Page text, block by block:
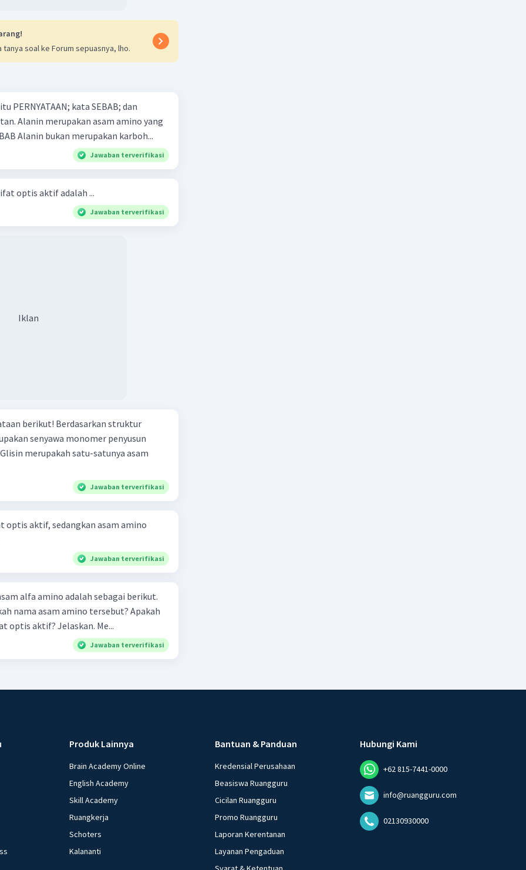
tanya soal ke Forum sepuasnya, lho.
PERNYATAAN; kata SEBAB; dan
yang
tidak bersifat optis aktif. SEBAB Alanin bukan merupakan karboh...
Jawaban terverifikasi
optis aktif adalah ...
Jawaban terverifikasi
Iklan
struktur
senyawa monomer penyusun
Jawaban terverifikasi
optis aktif, sedangkan asam amino
Jawaban terverifikasi
alfa amino adalah sebagai berikut.
asam amino tersebut? Apakah
asam amino tersebut bersifat optis aktif? Jelaskan. Me...
Jawaban terverifikasi
Produk Lainnya
Brain Academy Online
English Academy
Skill Academy
Ruangkerja
Schoters
Kalananti
Bantuan & Panduan
Kredensial Perusahaan
Beasiswa Ruangguru
Cicilan Ruangguru
Promo Ruangguru
Laporan Kerentanan
Layanan Pengaduan
Hubungi Kami
+62 815-7441-0000
info@ruangguru.com
02130930000